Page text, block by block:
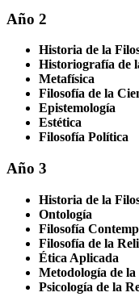
Año 2
Historia de la
Historiografía de
Metafísica
Filosofía de la
Epistemología
Estética
Filosofía Política
Año 3
Historia de la
Ontología
Filosofía
Filosofía de la
Ética Aplicada
Metodología de
Psicología de la